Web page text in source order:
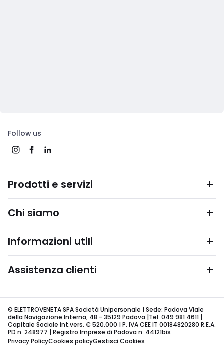
Follow us
Prodotti e servizi
Chi siamo
Informazioni utili
Assistenza clienti
© ELETTROVENETA SPA Società Unipersonale | Sede: Padova Viale
della Navigazione Interna, 48 - 35129 Padova |Tel. 049 981 4611 |
Capitale Sociale int.vers. € 520.000 | P. IVA CEE IT 00184820280 R.E.A.
PD n. 248977 | Registro Imprese di Padova n. 44121bis
Privacy PolicyCookies policyGestisci Cookies